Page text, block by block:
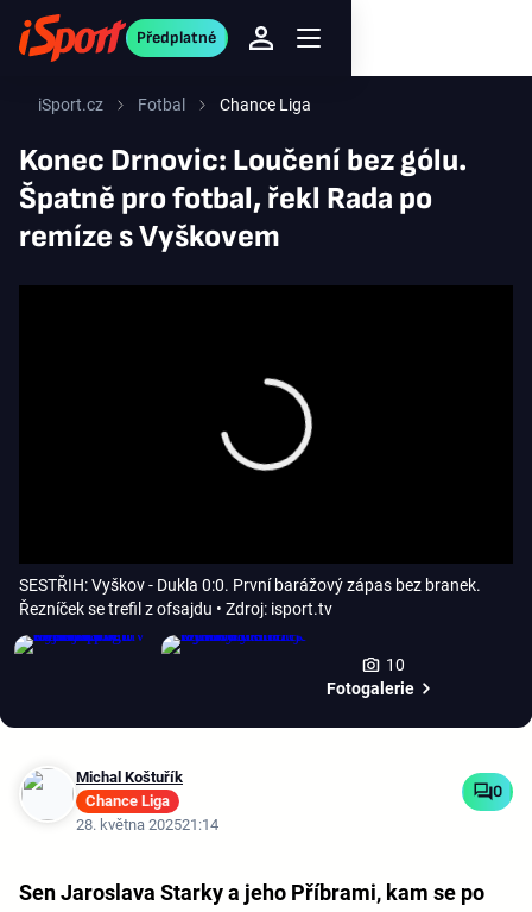
Předplatné
iSport.cz Fotbal Chance Liga
Konec Drnovic: Loučení bez gólu.
Špatně pro fotbal, řekl Rada po
remíze s Vyškovem
SESTŘIH: Vyškov - Dukla 0:0. První barážový zápas bez branek.
Řezníček se trefil z ofsajdu • Zdroj: isport.tv
10
Fotogalerie
Michal Koštuřík
Chance Liga
28. května 202521:14
0
Sen Jaroslava Starky a jeho Příbrami, kam se po